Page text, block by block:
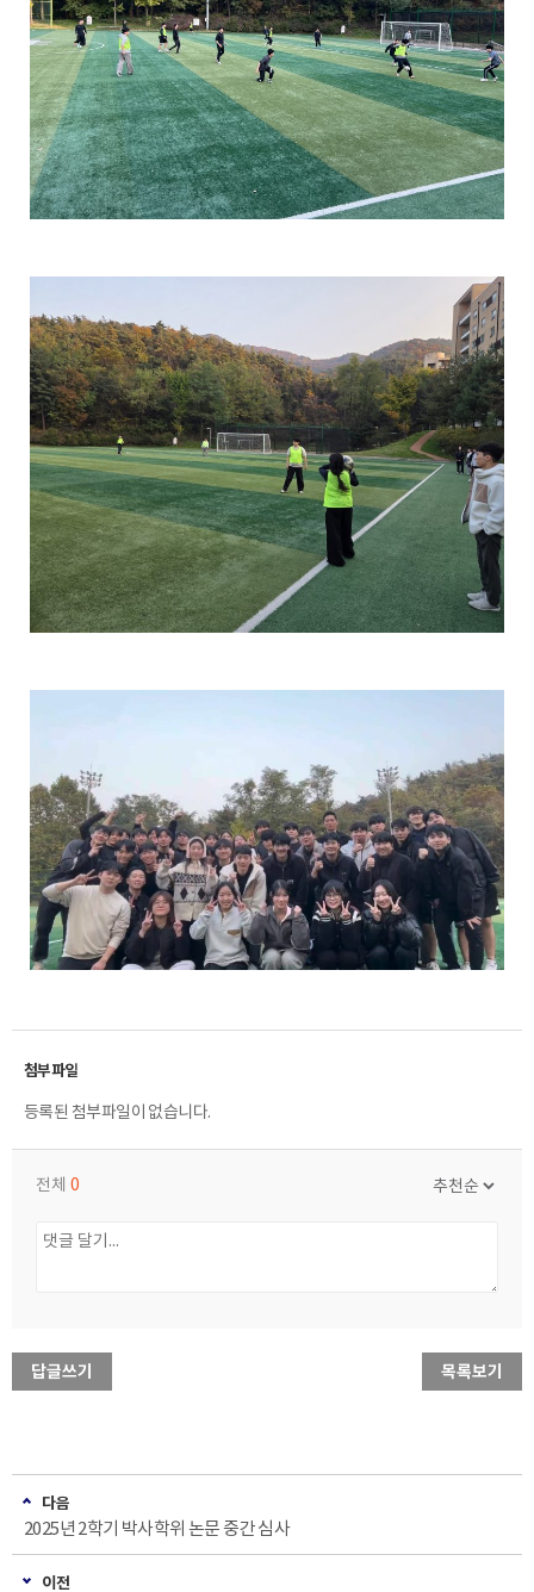
등록된 첨부파일이 없습니다.
전체 0
답글쓰기 목록보기
다음
2025년 2학기 박사학위 논문 중간 심사
이전